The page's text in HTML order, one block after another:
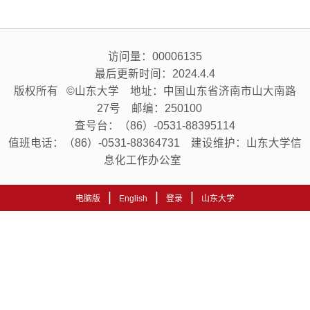
访问量： 00006135
最后更新时间： 2024.4.4
版权所有 ©山东大学 地址：中国山东省济南市山大南路
27号 邮编：250100
查号台：（86）-0531-88395114
值班电话：（86）-0531-88364731 建设维护：山东大学信
息化工作办公室
电脑版 English 登录 山东大学